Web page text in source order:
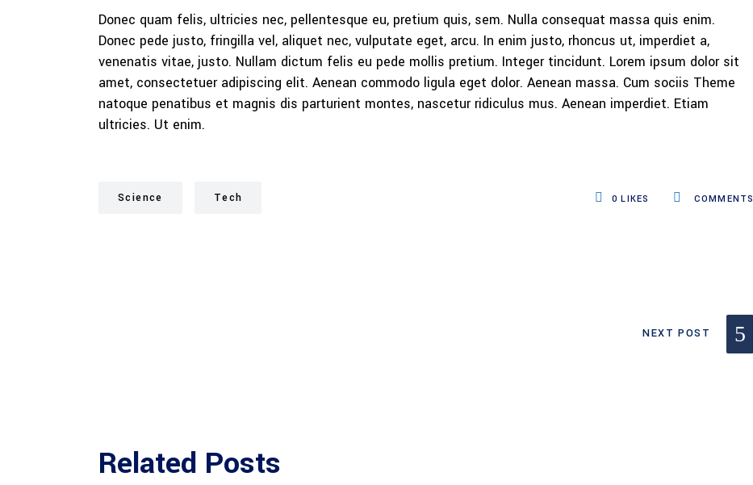
Donec quam felis, ultricies nec, pellentesque eu, pretium quis, sem. Nulla consequat massa quis enim.
Donec pede justo, fringilla vel, aliquet nec, vulputate eget, arcu. In enim justo, rhoncus ut, imperdiet a,
venenatis vitae, justo. Nullam dictum felis eu pede mollis pretium. Integer tincidunt. Lorem ipsum dolor sit
amet, consectetuer adipiscing elit. Aenean commodo ligula eget dolor. Aenean massa. Cum sociis Theme
natoque penatibus et magnis dis parturient montes, nascetur ridiculus mus. Aenean imperdiet. Etiam
ultricies. Ut enim.
Science Tech COMMENTS
0 LIKES
NEXT POST
Related Posts